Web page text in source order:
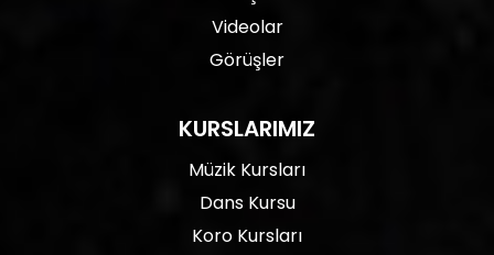
Videolar
Görüşler
KURSLARIMIZ
Müzik Kursları
Dans Kursu
Koro Kursları